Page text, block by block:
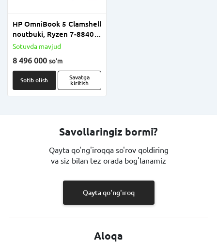
HP OmniBook 5 Clamshell
noutbuki, Ryzen 7-8840U,
16GB LPDDR5, 512GB
16" 2K IPS, OT yo‘q
(FreeDOS), Glacier Silver
Sotuvda mavjud
8 496 000 so'm
Sotib olish
Savatga
kiritish
Savollaringiz bormi?
Qayta qo'ng'iroqqa so'rov qoldiring
va siz bilan tez orada bog'lanamiz
Qayta qo'ng'iroq
Aloqa